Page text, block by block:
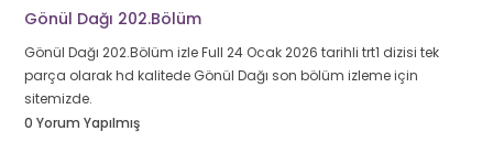
Gönül Dağı 202.Bölüm
Gönül Dağı 202.Bölüm izle Full 24 Ocak 2026 tarihli trt1 dizisi tek
parça olarak hd kalitede Gönül Dağı son bölüm izleme için
sitemizde.
0 Yorum Yapılmış